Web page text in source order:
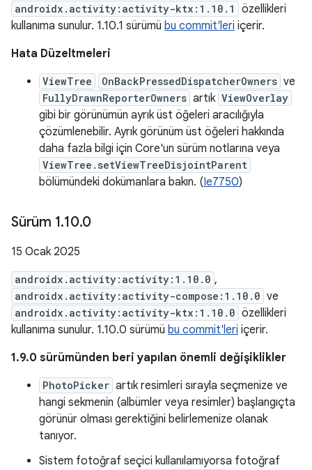
androidx.activity:activity-ktx:1.10.1
özellikleri
kullanıma sunulur. 1.10.1 sürümü bu commit'leri içerir.
Hata Düzeltmeleri
ViewTree OnBackPressedDispatcherOwners ve
FullyDrawnReporterOwners artık ViewOverlay
gibi bir görünümün ayrık üst öğeleri aracılığıyla
çözümlenebilir. Ayrık görünüm üst öğeleri hakkında
daha fazla bilgi için Core'un sürüm notlarına veya
ViewTree.setViewTreeDisjointParent
bölümündeki dokümanlara bakın. (Ie7750)
Sürüm 1.10.0
15 Ocak 2025
androidx.activity:activity:1.10.0 ,
androidx.activity:activity-compose:1.10.0 ve
androidx.activity:activity-ktx:1.10.0 özellikleri
kullanıma sunulur. 1.10.0 sürümü bu commit'leri içerir.
1.9.0 sürümünden beri yapılan önemli değişiklikler
PhotoPicker artık resimleri sırayla seçmenize ve
hangi sekmenin (albümler veya resimler) başlangıçta
görünür olması gerektiğini belirlemenize olanak
tanıyor.
Sistem fotoğraf seçici kullanılamıyorsa fotoğraf